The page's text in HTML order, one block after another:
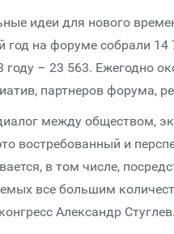
идеи для нового
на форуме собрали 14
году – 23 563. Ежегодно
партнеров форума,
между обществом,
востребованный и
в том числе,
все большим
Александр Стуглев.